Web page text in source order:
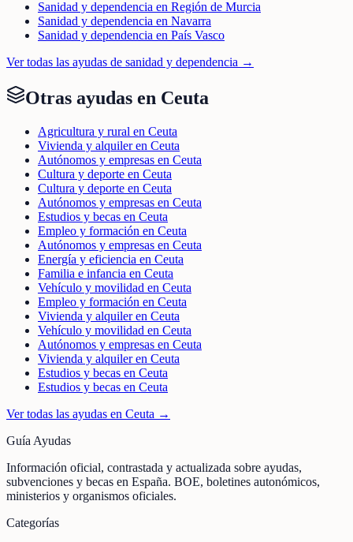
Sanidad y dependencia en Región de Murcia
Sanidad y dependencia en Navarra
Sanidad y dependencia en País Vasco
Ver todas las ayudas de sanidad y dependencia →
Otras ayudas en Ceuta
Agricultura y rural en Ceuta
Vivienda y alquiler en Ceuta
Autónomos y empresas en Ceuta
Cultura y deporte en Ceuta
Cultura y deporte en Ceuta
Autónomos y empresas en Ceuta
Estudios y becas en Ceuta
Empleo y formación en Ceuta
Autónomos y empresas en Ceuta
Energía y eficiencia en Ceuta
Familia e infancia en Ceuta
Vehículo y movilidad en Ceuta
Empleo y formación en Ceuta
Vivienda y alquiler en Ceuta
Vehículo y movilidad en Ceuta
Autónomos y empresas en Ceuta
Vivienda y alquiler en Ceuta
Estudios y becas en Ceuta
Estudios y becas en Ceuta
Ver todas las ayudas en Ceuta →
Guía Ayudas
Información oficial, contrastada y actualizada sobre ayudas,
subvenciones y becas en España. BOE, boletines autonómicos,
ministerios y organismos oficiales.
Categorías